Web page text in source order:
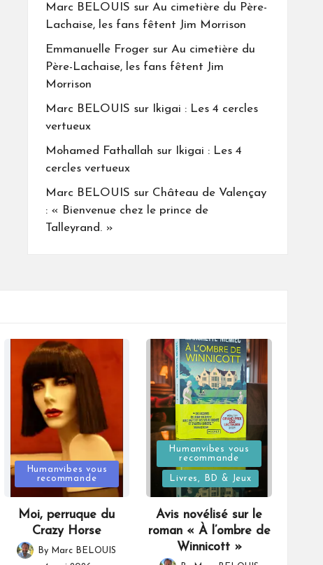
Marc BELOUIS sur Au cimetière du Père-
Lachaise, les fans fêtent Jim Morrison
Emmanuelle Frogersur Au cimetière du
Père-Lachaise, les fans fêtent Jim
Morrison
Marc BELOUIS sur
Ikigai : Les 4 cercles
vertueux
Mohamed Fathallah sur
Ikigai : Les 4
cercles vertueux
Marc BELOUIS sur Château de Valençay
: « Bienvenue chez le prince de
Talleyrand. »
Posted
in
Humanvibes vous
recommande
Moi, perruque du
Crazy Horse
Posted
By Marc BELOUIS
Posted
in
Humanvibes vous
recommande
Livres, BD & Jeux
Avis novélisé sur le
roman « À l’ombre de
Winnicott »